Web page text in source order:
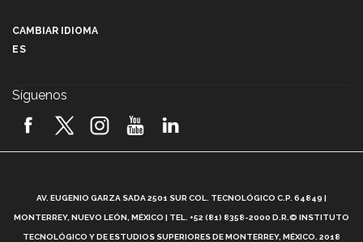
2026! (video)
¿Cómo es el Modelo Educativo Tec? (video)
CAMBIAR IDIOMA
ES
Síguenos
AV. EUGENIO GARZA SADA 2501 SUR COL. TECNOLÓGICO C.P. 64849 |
MONTERREY, NUEVO LEÓN, MÉXICO | TEL. +52 (81) 8358-2000 D.R.© INSTITUTO
TECNOLÓGICO Y DE ESTUDIOS SUPERIORES DE MONTERREY, MÉXICO. 2018